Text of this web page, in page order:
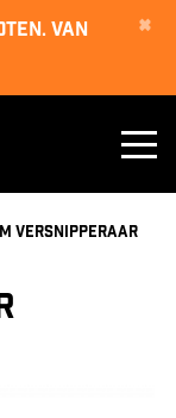
×
van
Versnipperaar